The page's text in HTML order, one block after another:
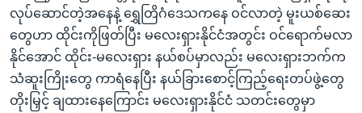
လုပ်ဆောင်တဲ့အနေနဲ့ ရွှေတြိဂံဒေသကနေ ဝင်လာတဲ့ မူးယစ်ဆေး
တွေဟာ ထိုင်းကိုဖြတ်ပြီး မလေးရှားနိုင်ငံအတွင်း ဝင်ရောက်မလာ
နိုင်အောင် ထိုင်း-မလေးရှား နယ်စပ်မှာလည်း မလေးရှားဘက်က
သံဆူးကြိုးတွေ ကာရံနေပြီး နယ်ခြားစောင့်ကြည့်ရေးတပ်ဖွဲ့တွေ
တိုးမြှင့် ချထားနေကြောင်း မလေးရှားနိုင်ငံ သတင်းတွေမှာ